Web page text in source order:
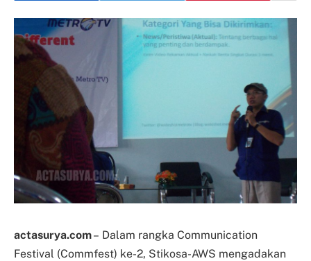
actasurya.com– Dalam rangka Communication
Festival (Commfest) ke-2, Stikosa-AWS mengadakan